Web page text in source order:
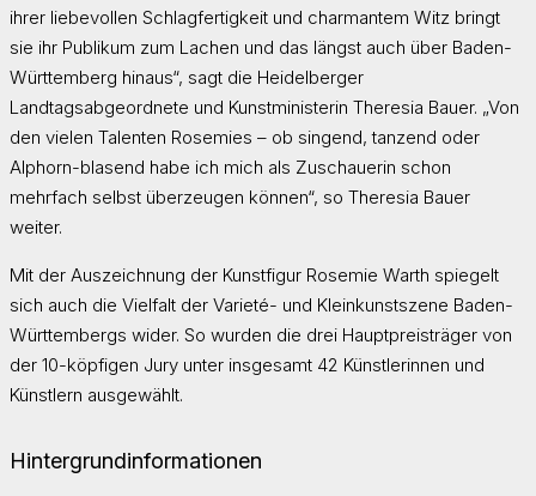
ihrer liebevollen Schlagfertigkeit und charmantem Witz bringt
sie ihr Publikum zum Lachen und das längst auch über Baden-
Württemberg hinaus“, sagt die Heidelberger
Landtagsabgeordnete und Kunstministerin Theresia Bauer. „Von
den vielen Talenten Rosemies – ob singend, tanzend oder
Alphorn-blasend habe ich mich als Zuschauerin schon
mehrfach selbst überzeugen können“, so Theresia Bauer
weiter.
Mit der Auszeichnung der Kunstfigur Rosemie Warth spiegelt
sich auch die Vielfalt der Varieté- und Kleinkunstszene Baden-
Württembergs wider. So wurden die drei Hauptpreisträger von
der 10-köpfigen Jury unter insgesamt 42 Künstlerinnen und
Künstlern ausgewählt.
Hintergrundinformationen